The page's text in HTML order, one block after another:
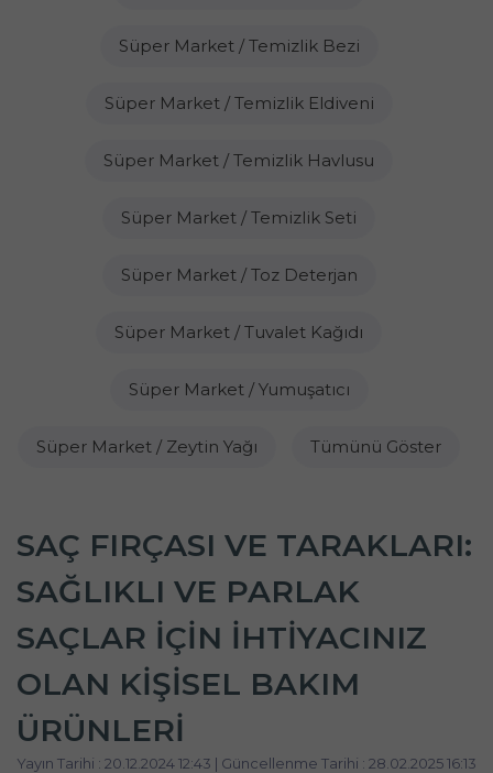
Süper Market / Temizlik Bezi
Süper Market / Temizlik Eldiveni
Süper Market / Temizlik Havlusu
Süper Market / Temizlik Seti
Süper Market / Toz Deterjan
Süper Market / Tuvalet Kağıdı
Süper Market / Yumuşatıcı
Süper Market / Zeytin Yağı Tümünü Göster
SAÇ FIRÇASI VE TARAKLARI:
SAĞLIKLI VE PARLAK
SAÇLAR İÇIN İHTIYACINIZ
OLAN KIŞISEL BAKIM
ÜRÜNLERI
Yayın Tarihi : 20.12.2024 12:43 | Güncellenme Tarihi : 28.02.2025 16:13